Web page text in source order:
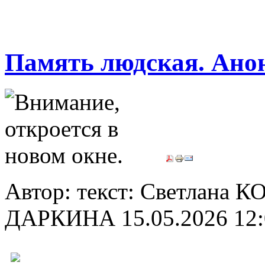
Память людская.
Автор: текст: Светлана
ДАРКИНА 15.05.2026